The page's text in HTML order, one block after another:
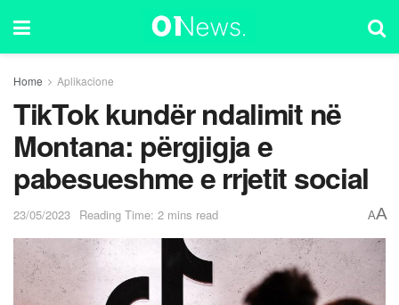
Home Aplikacione
TikTok kundër ndalimit në
Montana: përgjigja e
pabesueshme e rrjetit social
23/05/2023 Reading Time: 2 mins read AA